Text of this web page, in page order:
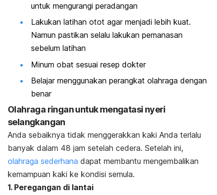
untuk mengurangi peradangan
Lakukan latihan otot agar menjadi lebih kuat.
Namun pastikan selalu lakukan pemanasan
sebelum latihan
Minum obat sesuai resep dokter
Belajar menggunakan perangkat olahraga dengan
benar
Olahraga ringan untuk mengatasi nyeri
selangkangan
Anda sebaiknya tidak menggerakkan kaki Anda terlalu
banyak dalam 48 jam setelah cedera. Setelah ini,
olahraga sederhana dapat membantu mengembalikan
kemampuan kaki ke kondisi semula.
1. Peregangan di lantai